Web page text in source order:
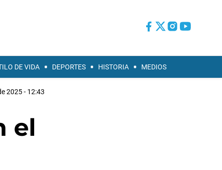
DE VIDA DEPORTES HISTORIA MEDIOS
2025 - 12:43
el